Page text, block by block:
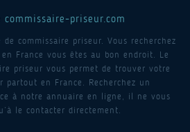
commissaire-priseur.com
commissaire priseur. Vous recherchez
France vous êtes au bon endroit. Le
priseur vous permet de trouver votre
partout en France. Recherchez un
à notre annuaire en ligne, il ne vous
le contacter directement.